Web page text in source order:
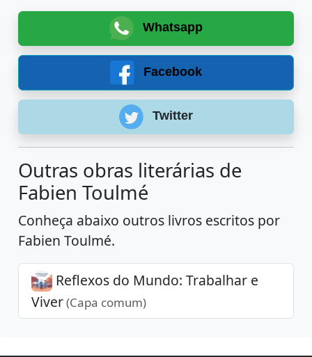
Whatsapp
Facebook
Twitter
Outras obras literárias de
Fabien Toulmé
Conheça abaixo outros livros escritos por
Fabien Toulmé.
Reflexos do Mundo: Trabalhar e
Viver(Capa comum)